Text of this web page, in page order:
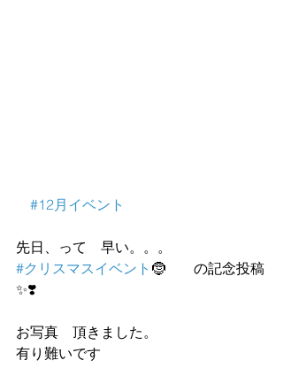
#12月イベント
先日、って　早い。。。
#クリスマスイベント 🤶　　の記念投稿
✨❣️
お写真　頂きました。
有り難いです